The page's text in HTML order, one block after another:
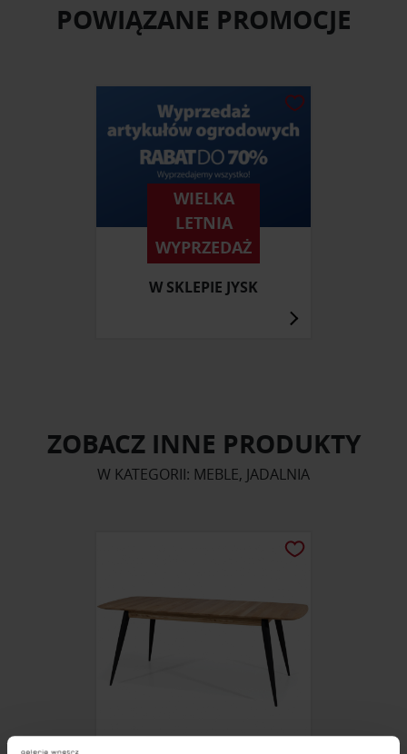
POWIĄZANE PROMOCJE
WIELKA
LETNIA
WYPRZEDAŻ
W SKLEPIE JYSK
ZOBACZ INNE PRODUKTY
W KATEGORII: MEBLE, JADALNIA